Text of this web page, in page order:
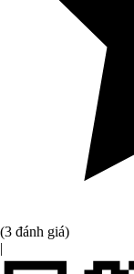
(3 đánh giá)
|